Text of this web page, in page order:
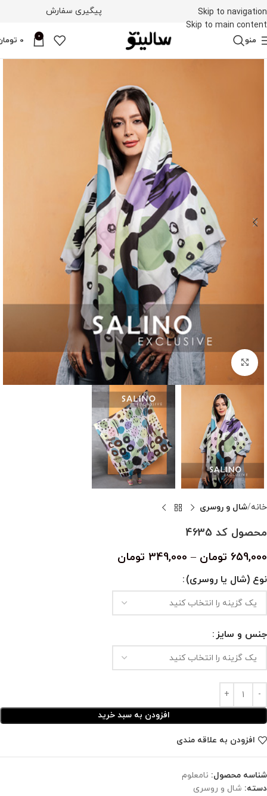
Skip to navigation
Skip to main content
پیگیری سفارش
منو 0
0
بزرگنمایی تصویر
خانه شال و روسری
محصول کد 4635
659,000 تومان –
349,000 تومان
نوع (شال یا روسری)
جنس و سایز
افزودن به سبد خرید
افزودن به علاقه مندی
شناسه محصول: نامعلوم
دسته: شال و روسری